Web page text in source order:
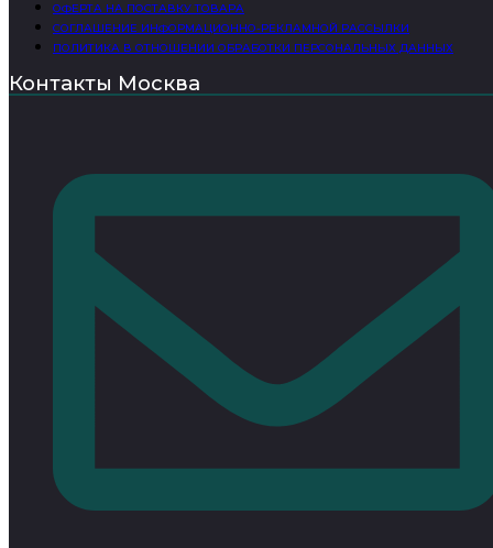
ОФЕРТА НА ПОСТАВКУ ТОВАРА
СОГЛАШЕНИЕ ИНФОРМАЦИОННО-РЕКЛАМНОЙ РАССЫЛКИ
ПОЛИТИКА В ОТНОШЕНИИ ОБРАБОТКИ ПЕРСОНАЛЬНЫХ ДАННЫХ
Контакты Москва